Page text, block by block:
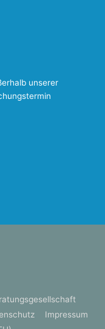
unserer
Impressum